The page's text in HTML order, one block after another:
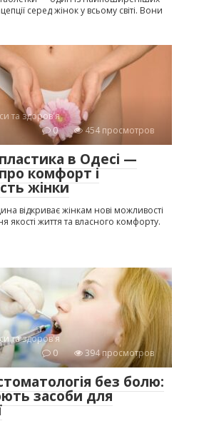
серед жінок у всьому світі. Вони
та здоров'я
0
454 просмотров
в Одесі —
комфорт і
жінки
відкриває жінкам нові можливості
якості життя та власного комфорту.
та здоров'я
0
394 просмотров
без болю:
засоби для